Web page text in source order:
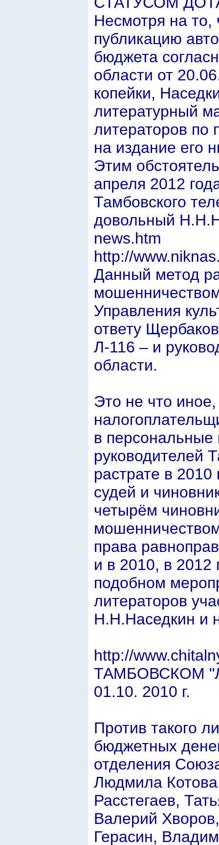
Несмотря на то,
публикацию
бюджета
области от
копейки,
литературный
литераторов по
на издание его
Этим
апреля 2012
Тамбовского
довольный
news.htm
http://
Данный метод
Управления
ответу
Л-116 – и
области.
Это не что
в персональные
руководителей
растрате в
судей и
четырём
права
и в 2010, в 2012
подобном
литераторов
Н.Н.Наседкин и
http://
ТАМБОВСКОМ
01.10. 2010 г.
Против такого
бюджетных
отделения
Людмила
Расстегаев,
Валерий
Герасин,